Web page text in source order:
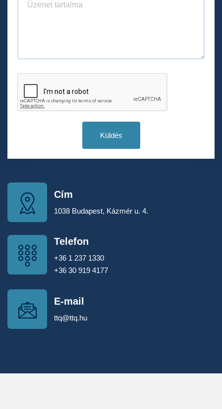
Küldés
Cím
1038 Budapest, Kázmér u. 4.
Telefon
+36 1 237 1330
+36 30 919 4177
E-mail
ttq@ttq.hu